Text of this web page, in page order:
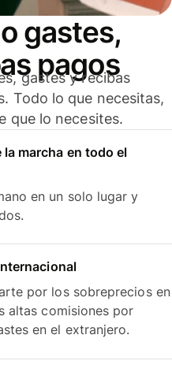
gastes,
pagos
gastes y recibas
Todo lo que necesitas,
que lo necesites.
marcha en todo el
en un solo lugar y
por los sobreprecios en
altas comisiones por
en el extranjero.